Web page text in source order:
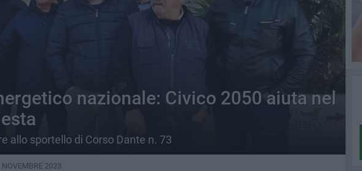
nazionale: Civico 2050 aiuta nel
allo sportello di Corso Dante n. 73
2023